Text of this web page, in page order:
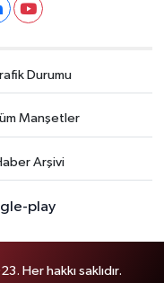
Durumu
Manşetler
Arşivi
Her hakkı saklıdır.